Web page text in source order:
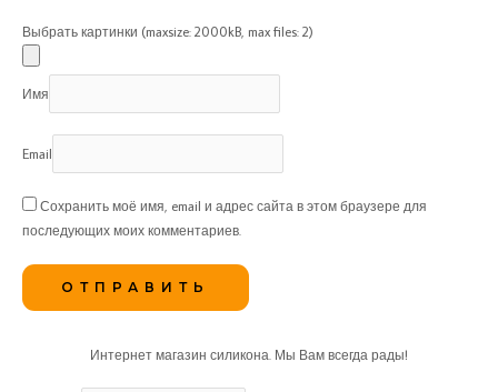
Выбрать картинки (maxsize: 2000kB, max files: 2)
Имя
Email
Сохранить моё имя, email и адрес сайта в этом браузере для
последующих моих комментариев.
Интернет магазин силикона. Мы Вам всегда рады!